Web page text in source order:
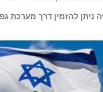
ניתן להזמין דרך מערכת